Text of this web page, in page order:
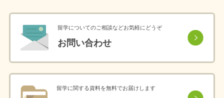
留学についてのご相談などお気軽にどうぞ
お問い合わせ
留学に関する資料を無料でお届けします